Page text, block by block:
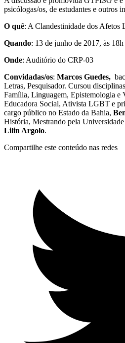
psicólogas/os, de estudantes e outros
O quê: A Clandestinidade dos Afetos
Quando: 13 de junho de 2017, às 18h
Onde: Auditório do CRP-03
Convidadas/os: Marcos Guedes,
Letras, Pesquisador. Cursou
Família, Linguagem, Epistemologia e
Educadora Social, Ativista LGBT e
cargo público no Estado da Bahia,
História, Mestrando pela
Lilin Argolo.
Compartilhe este conteúdo nas redes